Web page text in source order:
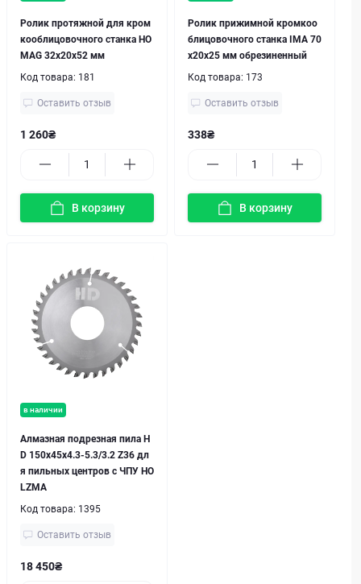
Ролик протяжной для кром
кооблицовочного станка HO
MAG 32х20х52 мм
Код товара: 181
Оставить отзыв
1 260₴
В корзину
Ролик прижимной кромкоо
блицовочного станка IMA 70
х20х25 мм обрезиненный
Код товара: 173
Оставить отзыв
338₴
В корзину
в наличии
Алмазная подрезная пила H
D 150х45x4.3-5.3/3.2 Z36 дл
я пильных центров с ЧПУ HO
LZMA
Код товара: 1395
Оставить отзыв
18 450₴